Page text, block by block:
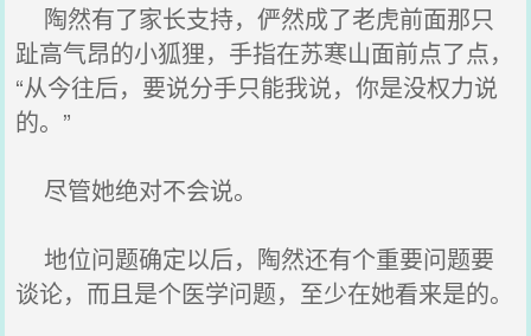
陶然有了家长支持，俨然成了老虎前面那只
趾高气昂的小狐狸，手指在苏寒山面前点了点，
“从今往后，要说分手只能我说，你是没权力说
的。”
尽管她绝对不会说。
地位问题确定以后，陶然还有个重要问题要
谈论，而且是个医学问题，至少在她看来是的。